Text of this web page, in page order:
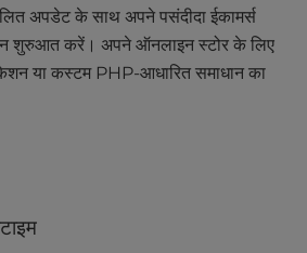
अपडेट के साथ अपने पसंदीदा ईकामर्स
शुरुआत करें। अपने ऑनलाइन स्टोर के लिए
या कस्टम PHP-आधारित समाधान का